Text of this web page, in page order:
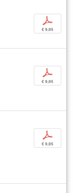
p
€ 9,95
p
€ 9,95
p
€ 9,95